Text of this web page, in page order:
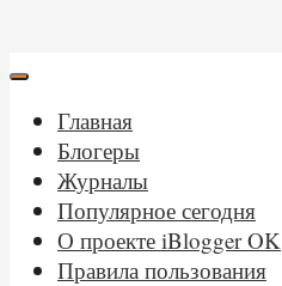
Главная
Блогеры
Журналы
Популярное сегодня
О проекте iBlogger OK
Правила пользования